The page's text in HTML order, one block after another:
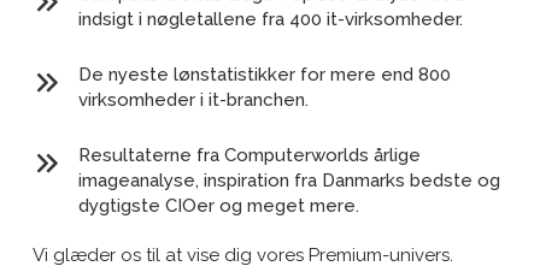
indsigt i nøgletallene fra 400 it-virksomheder.
De nyeste lønstatistikker for mere end 800
virksomheder i it-branchen.
Resultaterne fra Computerworlds årlige
imageanalyse, inspiration fra Danmarks bedste og
dygtigste CIOer og meget mere.
Vi glæder os til at vise dig vores Premium-univers.